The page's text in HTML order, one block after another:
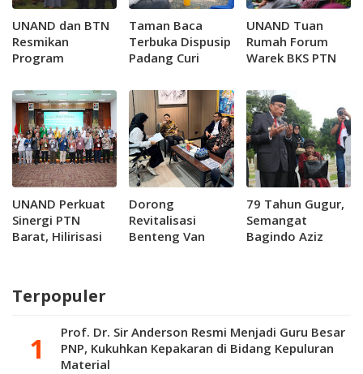
UNAND dan BTN
Resmikan
Program
Bersih untuk 300
KK di Lambung
Bukit
Taman Baca
Terbuka Dispusip
Padang Curi
UNAND Tuan
Rumah Forum
Warek BKS PTN
Hilirisasi Riset
dan Jejaring
Inovasi
UNAND Perkuat
Sinergi PTN
Barat, Hilirisasi
Dorong
Revitalisasi
Benteng Van
79 Tahun Gugur,
Semangat
Bagindo Aziz
Terpopuler
Prof. Dr. Sir Anderson Resmi Menjadi Guru Besar
PNP, Kukuhkan Kepakaran di Bidang Kepuluran
Material